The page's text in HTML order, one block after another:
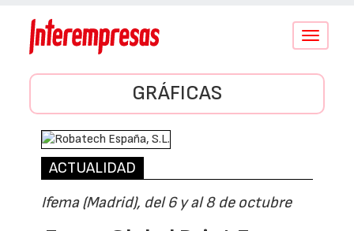
Conmutar
GRÁFICAS
ACTUALIDAD
Ifema (Madrid), del 6 y al 8 de octubre